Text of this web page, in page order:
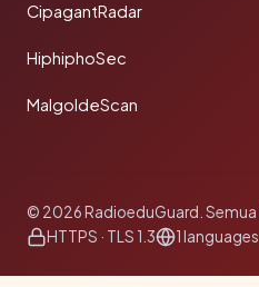
CipagantRadar
HiphiphoSec
MalgoldeScan
© 2026 RadioeduGuard. Semua
HTTPS · TLS 1.3
1 languages